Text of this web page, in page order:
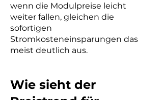
wenn die Modulpreise leicht
weiter fallen, gleichen die
sofortigen
Stromkosteneinsparungen das
meist deutlich aus.
Wie sieht der